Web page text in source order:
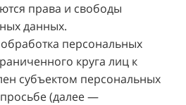
права и свободы
данных.
персональных
круга лиц к
субъектом персональных
(далее —